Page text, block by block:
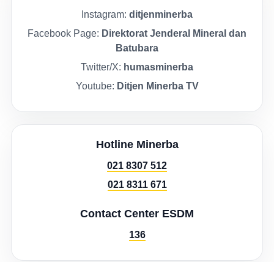
Instagram: ditjenminerba
Facebook Page: Direktorat Jenderal Mineral dan
Batubara
Twitter/X: humasminerba
Youtube: Ditjen Minerba TV
Hotline Minerba
021 8307 512
021 8311 671
Contact Center ESDM
136